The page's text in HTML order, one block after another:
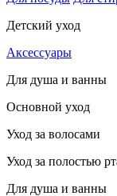
Детский уход
Аксессуары
Для душа и ванны
Основной уход
Уход за волосами
Уход за полостью
Для душа и ванны